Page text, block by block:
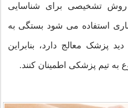
تشخیصی برای شناسایی
استفاده می شود بستگی به
پزشک معالج دارد، بنابراین
به تیم پزشکی اطمینان کنند.